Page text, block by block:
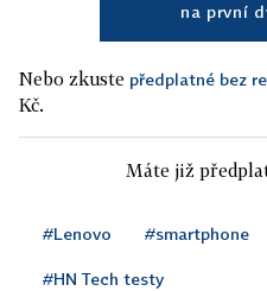
na první
Nebo zkuste předplatné bez
Kč.
Máte již
#Lenovo #smartphone
#HN Tech testy